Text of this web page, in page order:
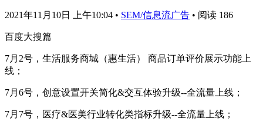
2021年11月10日 上午10:04 • SEM/信息流广告 • 阅读 186
百度大搜篇
7月2号，生活服务商城（惠生活） 商品订单评价展示功能上
线；
7月6号，创意设置开关简化&交互体验升级--全流量上线；
7月7号，医疗&医美行业转化类指标升级--全流量上线；